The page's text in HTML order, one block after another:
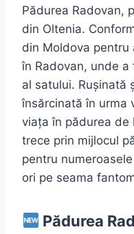
Pădurea Radovan,
din Oltenia.
din Moldova pentru
în Radovan, unde
al satului. Rușinată
însărcinată în urma
viața în pădurea de
trece prin mijlocul
pentru
ori pe seama
Pădurea